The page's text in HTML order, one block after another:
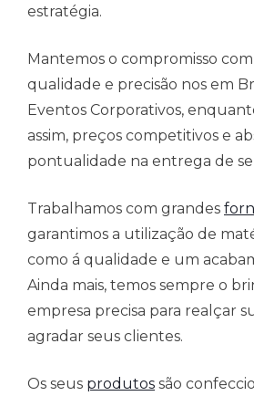
estratégia.
Mantemos o compromisso com
qualidade e precisão nos em
Eventos Corporativos,
assim, preços competitivos e
pontualidade na entrega de
Trabalhamos com grandes
garantimos a utilização de
como á qualidade e um
Ainda mais, temos sempre o
empresa precisa para realçar
agradar seus clientes.
Os seus produtos são